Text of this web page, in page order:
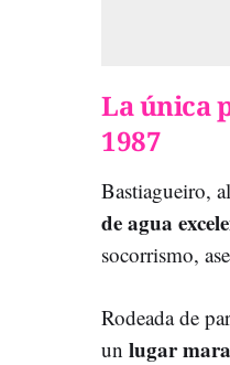
La única
1987
Bastiagueiro,
de agua
socorrismo,
Rodeada de
un lugar